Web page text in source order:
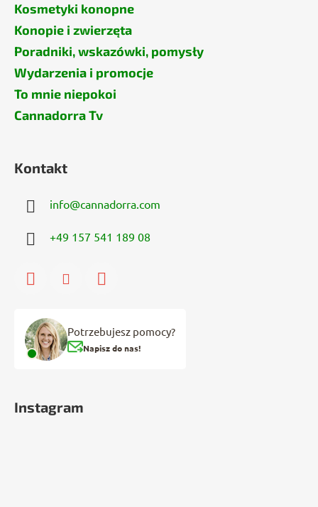
Kosmetyki konopne
Konopie i zwierzęta
Poradniki, wskazówki, pomysły
Wydarzenia i promocje
To mnie niepokoi
Cannadorra Tv
Kontakt
info@cannadorra.com
+49 157 541 189 08
Potrzebujesz pomocy?
Napisz do nas!
Instagram